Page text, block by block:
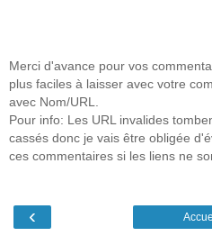
Merci d'avance pour vos
plus faciles à laisser avec votre
avec Nom/URL.
Pour info: Les URL invalides
cassés donc je vais être obligée
ces commentaires si les liens ne
‹